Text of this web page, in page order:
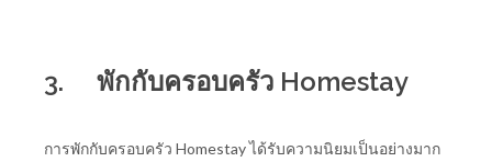
3. พักกับครอบครัว Homestay
การพักกับครอบครัว Homestay ได้รับความนิยมเป็นอย่างมาก